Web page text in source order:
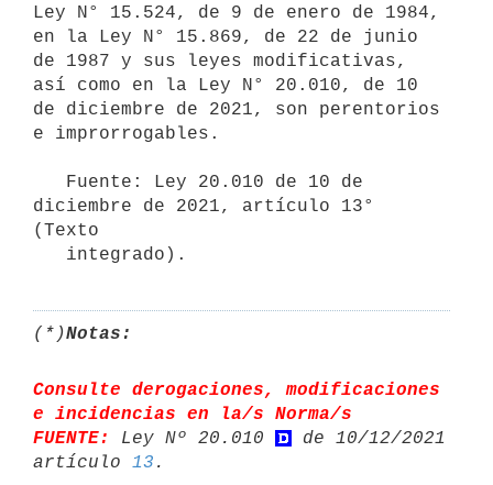
Ley N° 15.524, de 9 de enero de 1984,
en la Ley N° 15.869, de 22 de junio
de 1987 y sus leyes modificativas,
así como en la Ley N° 20.010, de 10
de diciembre de 2021, son perentorios
e improrrogables.
diciembre de 2021, artículo 13°
(Texto
(*)Notas:
Consulte derogaciones, modificaciones
e incidencias en la/s Norma/s
FUENTE:
Ley Nº 20.010
de 10/12/2021
artículo 13